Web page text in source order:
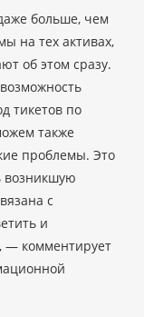
больше, чем
на тех активах,
об этом сразу.
тикетов по
также
проблемы. Это
возникшую
с
и
— комментирует